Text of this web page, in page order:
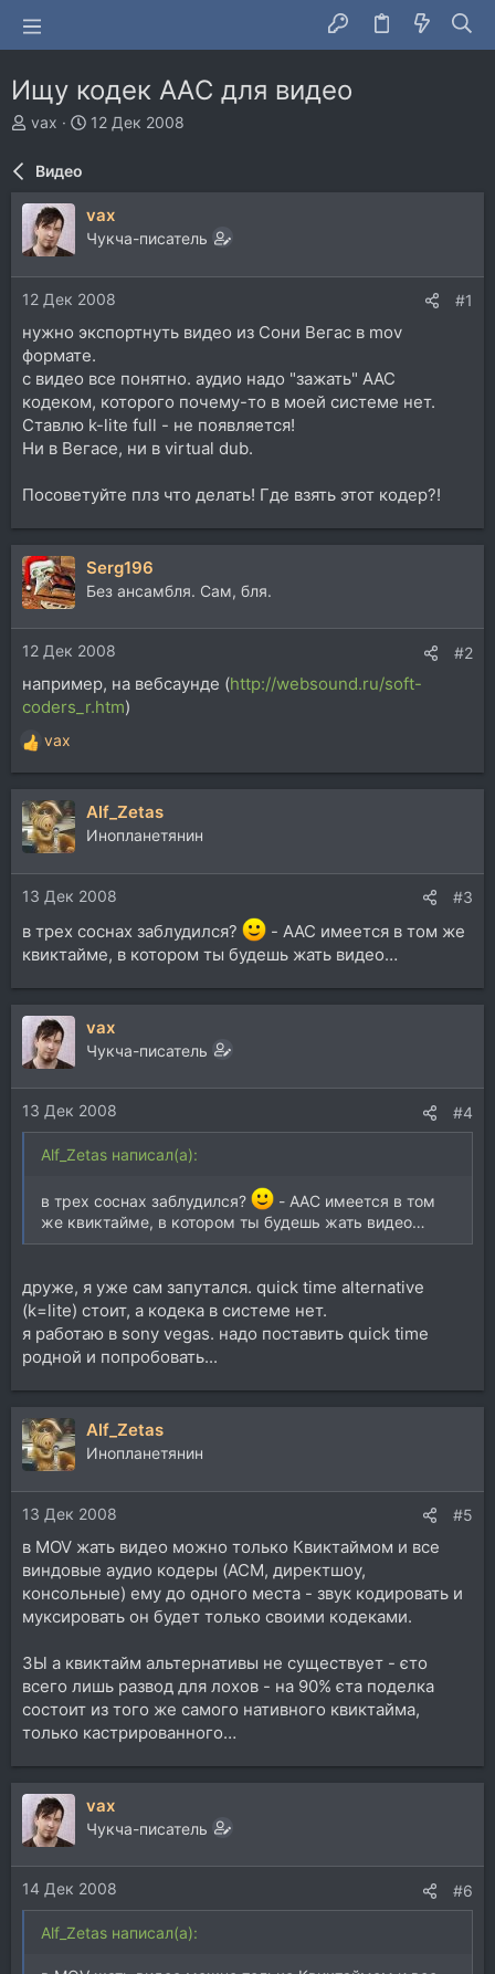
Ищу кодек AAС для видео
А
т
р
т
е
ы
vax
Д
а
ч
л
а
12 Дек 2008
Видео
vax
Чукча-писатель
12 Дек 2008 #1
нужно экспортнуть видео из Сони Вегас в mov
формате.
с видео все понятно. аудио надо "зажать" ААС
кодеком, которого почему-то в моей системе нет.
Ставлю k-lite full - не появляется!
Ни в Вегасе, ни в virtual dub.
Посоветуйте плз что делать! Где взять этот кодер?!
Serg196
Без ансамбля. Сам, бля.
12 Дек 2008 #2
например, на вебсаунде (http://websound.ru/soft-
coders_r.htm)
Р
е
а
к
ц
и
и
:
vax
Alf_Zetas
Инопланетянин
13 Дек 2008 #3
в трех соснах заблудился?
- AAC имеется в том же
квиктайме, в котором ты будешь жать видео…
vax
Чукча-писатель
13 Дек 2008 #4
Alf_Zetas написал(а):
в трех соснах заблудился?
- AAC имеется в том
же квиктайме, в котором ты будешь жать видео…
друже, я уже сам запутался. quick time alternative
(k=lite) стоит, а кодека в системе нет.
я работаю в sony vegas. надо поставить quick time
родной и попробовать...
Alf_Zetas
Инопланетянин
13 Дек 2008 #5
в MOV жать видео можно только Квиктаймом и все
виндовые аудио кодеры (ACM, директшоу,
консольные) ему до одного места - звук кодировать и
муксировать он будет только своими кодеками.
ЗЫ а квиктайм альтернативы не существует - єто
всего лишь развод для лохов - на 90% єта поделка
состоит из того же самого нативного квиктайма,
только кастрированного…
vax
Чукча-писатель
14 Дек 2008 #6
Alf_Zetas написал(а):